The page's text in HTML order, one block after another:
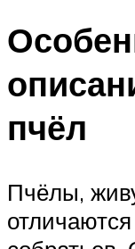
пчёл
Пчёлы,